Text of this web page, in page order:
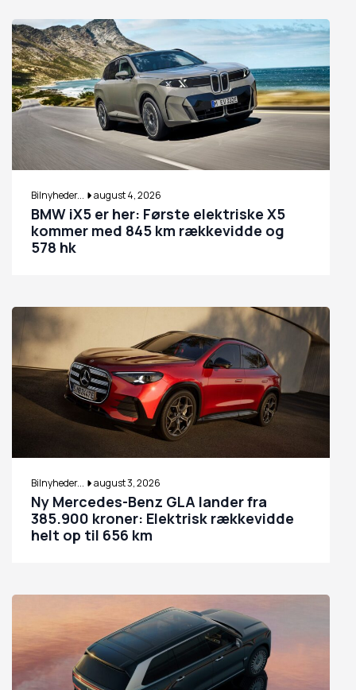
Bilnyheder... august 4, 2026
BMW iX5 er her: Første elektriske X5
kommer med 845 km rækkevidde og
578 hk
Bilnyheder... august 3, 2026
Ny Mercedes-Benz GLA lander fra
385.900 kroner: Elektrisk rækkevidde
helt op til 656 km